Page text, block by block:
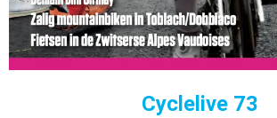
Cyclelive 73